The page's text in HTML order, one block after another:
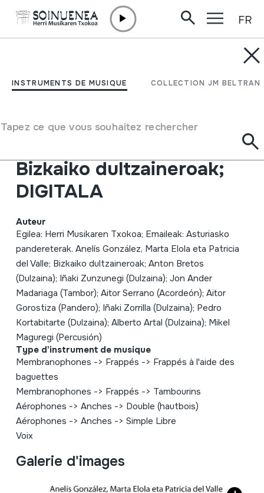
INSTRUMENTS DE MUSIQUE COLLECTION JM BELTRAN
Tapez ce que vous souhaitez rechercher
FR
HM Neguko kontzertua;
Herri Musikaren Txokoa;
Asturiasko pandereterak;
Bizkaiko dultzaineroak;
DIGITALA
Auteur
Egilea: Herri Musikaren Txokoa; Emaileak: Asturiasko
pandereterak. Anelís González, Marta Elola eta Patricia
del Valle; Bizkaiko dultzaineroak; Anton Bretos
(Dulzaina); Iñaki Zunzunegi (Dulzaina); Jon Ander
Madariaga (Tambor); Aitor Serrano (Acordeón); Aitor
Gorostiza (Pandero); Iñaki Zorrilla (Dulzaina); Pedro
Kortabitarte (Dulzaina); Alberto Artal (Dulzaina); Mikel
Maguregi (Percusión)
Type d'instrument de musique
Membranophones -> Frappés -> Frappés à l'aide des
baguettes
Membranophones -> Frappés -> Tambourins
Aérophones -> Anches -> Double (hautbois)
Aérophones -> Anches -> Simple Libre
Voix
Galerie d'images